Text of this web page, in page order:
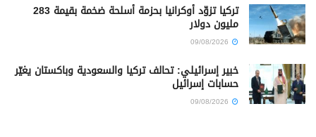
تركيا تزوّد أوكرانيا بحزمة أسلحة ضخمة بقيمة 283
مليون دولار
خبير إسرائيلي: تحالف تركيا والسعودية وباكستان يغيّر
حسابات إسرائيل